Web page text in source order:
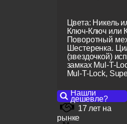
Цвета: Никель
Ключ-Ключ или
Поворотный
Шестеренка.
(звездочкой)
замках Mul-T-
Mul-T-Lock,
Нашли
дешевле?
17 лет на
рынке